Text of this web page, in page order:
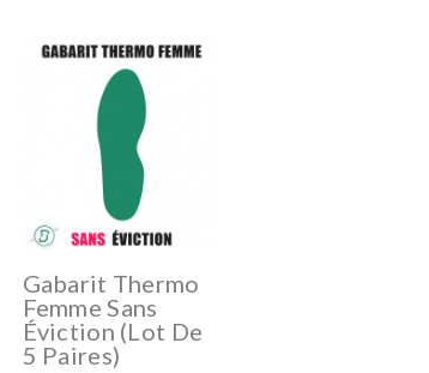
Gabarit Thermo
Femme Sans
Éviction (lot De
5 Paires)